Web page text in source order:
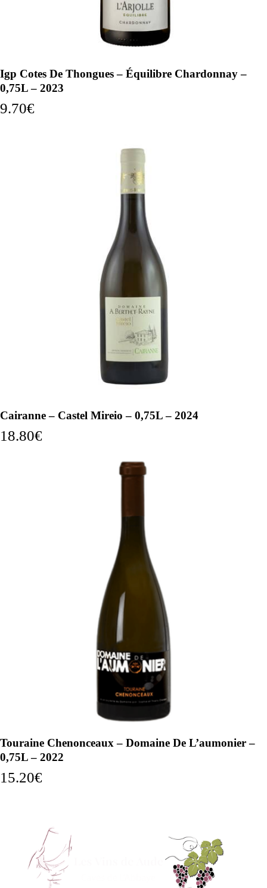
Igp Cotes De Thongues – Équilibre Chardonnay –
0,75L – 2023
9.70€
Cairanne – Castel Mireio – 0,75L – 2024
18.80€
Touraine Chenonceaux – Domaine De L’aumonier –
0,75L – 2022
15.20€